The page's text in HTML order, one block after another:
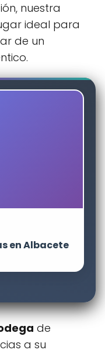
nuestra
ideal para
de un
en Albacete
de
a su